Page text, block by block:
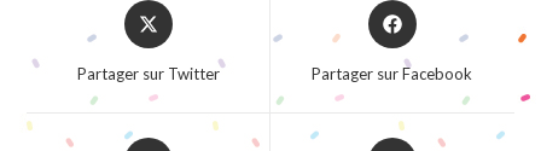
Opens
in
new
Partager sur Twitter
Opens
in
Partager sur Facebook